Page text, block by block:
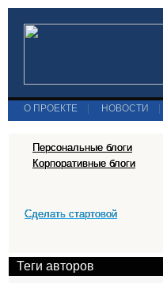
О ПРОЕКТЕ НОВОСТИ
Персональные блоги
Корпоративные блоги
Сделать стартовой
Теги авторов